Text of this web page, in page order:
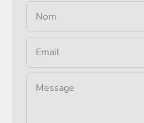
Nom
Email
Message